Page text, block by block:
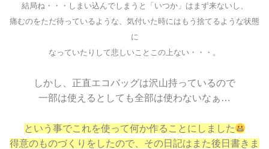
結局ね・・・しまい込んでしまうと「いつか」はまず来ないし、
痛むのをただ待っているような、気付いた時にはもう捨てるような状態
に
なっていたりして悲しいことこの上ない・・・。
しかし、正直エコバッグは沢山持っているので
一部は使えるとしても全部は使わないなぁ…
という事でこれを使って何か作ることにしました
得意のものづくりをしたので、その日記はまた後日書きま